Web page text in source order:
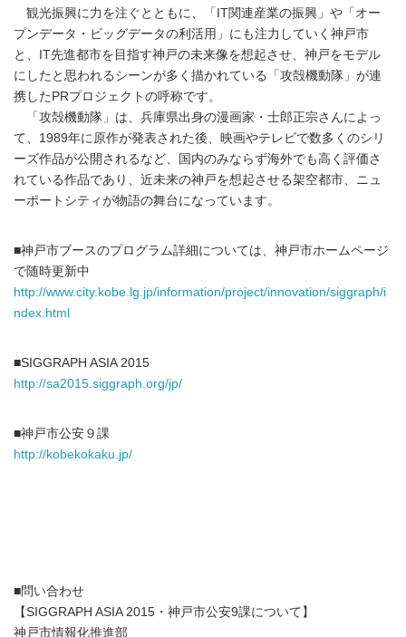
観光振興に力を注ぐとともに、「IT関連産業の振興」や「オー
プンデータ・ビッグデータの利活用」にも注力していく神戸市
と、IT先進都市を目指す神戸の未来像を想起させ、神戸をモデル
にしたと思われるシーンが多く描かれている「攻殻機動隊」が連
携したPRプロジェクトの呼称です。
「攻殻機動隊」は、兵庫県出身の漫画家・士郎正宗さんによっ
て、1989年に原作が発表された後、映画やテレビで数多くのシリ
ーズ作品が公開されるなど、国内のみならず海外でも高く評価さ
れている作品であり、近未来の神戸を想起させる架空都市、ニュ
ーポートシティが物語の舞台になっています。
■神戸市ブースのプログラム詳細については、神戸市ホームページ
で随時更新中
http://www.city.kobe.lg.jp/information/project/innovation/siggraph/i
ndex.html
■SIGGRAPH ASIA 2015
http://sa2015.siggraph.org/jp/
■神戸市公安９課
http://kobekokaku.jp/
■問い合わせ
【SIGGRAPH ASIA 2015・神戸市公安9課について】
神戸市情報化推進部